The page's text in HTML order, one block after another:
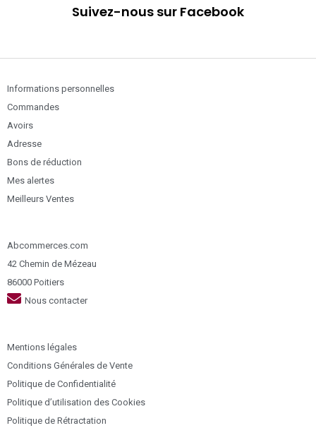
Suivez-nous sur Facebook
Informations personnelles
Commandes
Avoirs
Adresse
Bons de réduction
Mes alertes
Meilleurs Ventes
Abcommerces.com
42 Chemin de Mézeau
86000 Poitiers
Nous contacter
Mentions légales
Conditions Générales de Vente
Politique de Confidentialité
Politique d’utilisation des Cookies
Politique de Rétractation